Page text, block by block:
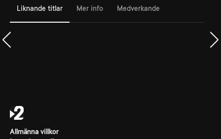
Liknande titlar Mer info Medverkande
Allmänna villkor